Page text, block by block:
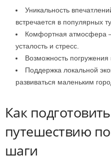
Уникальность
встречается в популярных
Комфортная атмосфера
усталость и стресс.
Возможность погружения
Поддержка локальной
развиваться маленьким
Как
путешествию
шаги